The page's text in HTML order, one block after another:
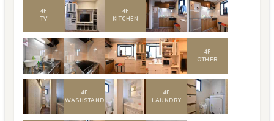
4F
TV
4F
KITCHEN
4F
OTHER
4F
WASHSTAND
4F
LAUNDRY